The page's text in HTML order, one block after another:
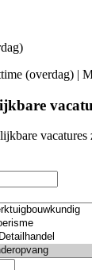
(overdag) |
vacatures